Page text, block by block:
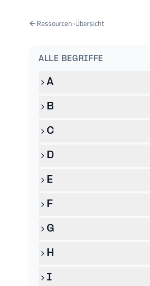
Ressourcen-Übersicht
ALLE BEGRIFFE
A
B
C
D
E
F
G
H
I